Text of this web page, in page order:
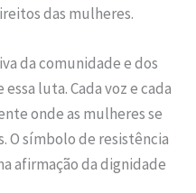
das mulheres.
da comunidade e dos
luta. Cada voz e cada
onde as mulheres se
O símbolo de resistência
afirmação da dignidade